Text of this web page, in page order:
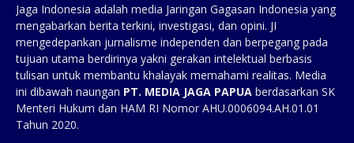
Jaga Indonesia adalah media Jaringan Gagasan Indonesia yang
mengabarkan berita terkini, investigasi, dan opini. JI
mengedepankan jurnalisme independen dan berpegang pada
tujuan utama berdirinya yakni gerakan intelektual berbasis
tulisan untuk membantu khalayak memahami realitas. Media
ini dibawah naungan PT. MEDIA JAGA PAPUA berdasarkan SK
Menteri Hukum dan HAM RI Nomor AHU.0006094.AH.01.01
Tahun 2020.